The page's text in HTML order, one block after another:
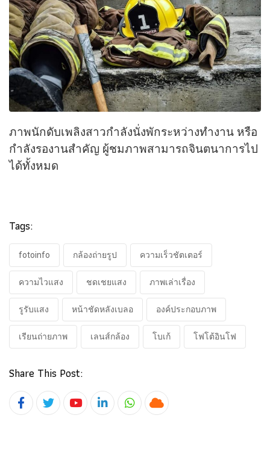
ภาพนักดับเพลิงสาวกำลังนั่งพักระหว่างทำงาน หรือ
กำลังรองานสำคัญ ผู้ชมภาพสามารถจินตนาการไป
ได้ทั้งหมด
Tags:
fotoinfo​ กล้องถ่ายรูป ความเร็วชัตเตอร์
ความไวแสง ชดเชยแสง ภาพเล่าเรื่อง
รูรับแสง หน้าชัดหลังเบลอ องค์ประกอบภาพ
เรียนถ่ายภาพ เลนส์กล้อง โบเก้ โฟโต้อินโฟ
Share This Post:
YoutubeLinkedInWhatsapp
Cloud